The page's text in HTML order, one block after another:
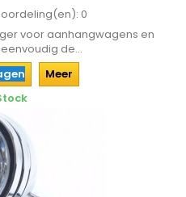
0
voor aanhangwagens en
de...
Meer